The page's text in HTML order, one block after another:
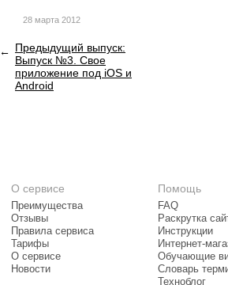
28 марта 2012
Предыдущий выпуск:
Выпуск №3. Свое
приложение под iOS и
Android
О сервисе
Преимущества
Отзывы
Правила сервиса
Тарифы
О сервисе
Новости
Помощь
FAQ
Раскрутка
Инструкции
Интернет-
Обучающие
Словарь
Техноблог